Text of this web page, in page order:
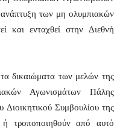
των μη ολυμπιακών
και ενταχθεί στην Διεθνή
δικαιώματα των μελών της
Αγωνισμάτων Πάλης
Διοικητικού Συμβουλίου της
τροποποιηθούν από αυτό